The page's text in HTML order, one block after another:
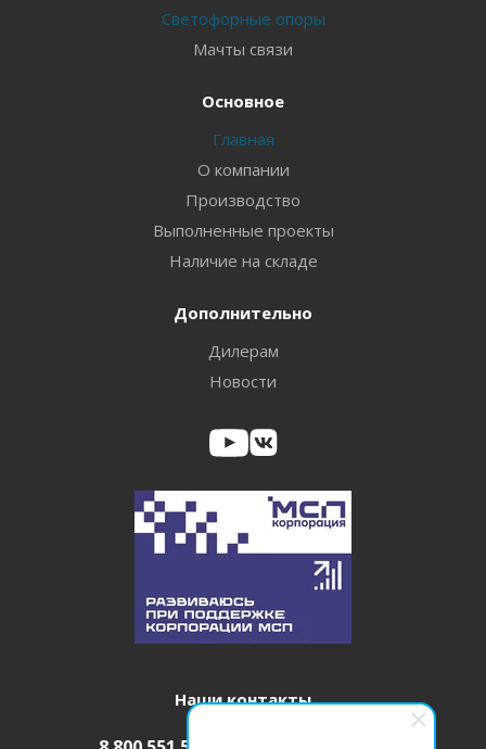
Светофорные опоры
Мачты связи
Основное
Главная
О компании
Производство
Выполненные проекты
Наличие на складе
Дополнительно
Дилерам
Новости
Наши контакты